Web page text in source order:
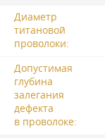
Диаметр
титановой
проволоки:
Допустимая
глубина
залегания
дефекта
в проволоке: